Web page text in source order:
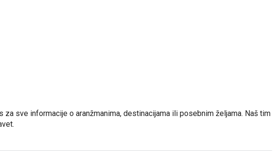
sve informacije o aranžmanima, destinacijama ili posebnim željama. Naš tim